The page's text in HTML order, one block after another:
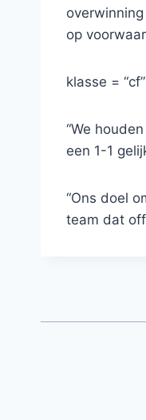
op
klasse =
“We
een 1-1
“Ons doel
team dat